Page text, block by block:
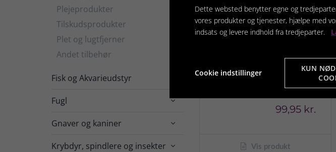
Plejeprodukter
Tilskudsprodukter
Plet og lugtfjerner
Andet tilbehør
Fisk og Akvarieudstyr
Fugl 
Gnaver og kaniner 
Krybdyr, spindlere og insekter 
Trixie BE NORDIC
keramikskål med
99,95 kr.
Vis produkt
Dette websted benytter egne og
vores produkter og tjenester, hjælpe med
indsats og levere indhold fra tredjeparter.
Cookie indstillinger
KUN